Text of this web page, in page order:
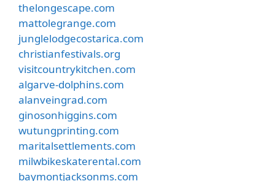
thelongescape.com
mattolegrange.com
junglelodgecostarica.com
christianfestivals.org
visitcountrykitchen.com
algarve-dolphins.com
alanveingrad.com
ginosonhiggins.com
wutungprinting.com
maritalsettlements.com
milwbikeskaterental.com
baymontjacksonms.com